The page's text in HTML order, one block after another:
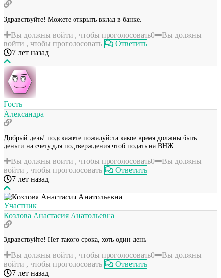
Здравствуйте! Можете открыть вклад в банке.
Вы должны войти , чтобы проголосовать0
Вы должны
войти , чтобы проголосовать
Ответить
7 лет назад
Гость
Александра
Добрый день! подскажете пожалуйста какое время должны быть
деньги на счету,для подтверждения чтоб подать на ВНЖ
Вы должны войти , чтобы проголосовать0
Вы должны
войти , чтобы проголосовать
Ответить
7 лет назад
Участник
Козлова Анастасия Анатольевна
Здравствуйте! Нет такого срока, хоть один день.
Вы должны войти , чтобы проголосовать0
Вы должны
войти , чтобы проголосовать
Ответить
7 лет назад